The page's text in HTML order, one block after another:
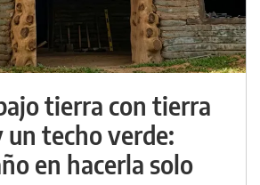
tierra con tierra
un techo verde:
en hacerla solo